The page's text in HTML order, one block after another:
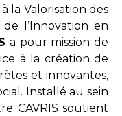
la Valorisation des
l’Innovation en
a pour mission de
à la création de
et innovantes,
Installé au sein
CAVRIS soutient